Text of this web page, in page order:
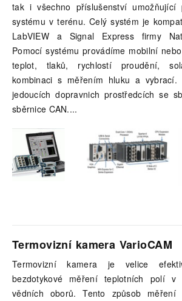
tak i všechno příslušenství umožňující
systému v terénu. Celý systém je
LabVIEW a Signal Express firmy
Pomocí systému provádíme mobilní
teplot, tlaků, rychlostí proudění,
kombinaci s měřením hluku a
jedoucích dopravnich prostředcích se
sběrnice CAN....
Termovizní kamera VarioCAM
Termovizní kamera je velice
bezdotykové měření teplotních polí v
vědních oborů. Tento způsob měření